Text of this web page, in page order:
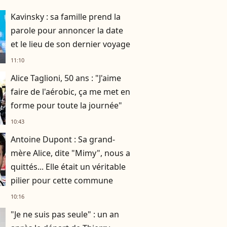
Kavinsky : sa famille prend la
parole pour annoncer la date
et le lieu de son dernier voyage
11:10
Alice Taglioni, 50 ans : "J'aime
faire de l'aérobic, ça me met en
forme pour toute la journée"
10:43
Antoine Dupont : Sa grand-
mère Alice, dite "Mimy", nous a
quittés... Elle était un véritable
pilier pour cette commune
10:16
"Je ne suis pas seule" : un an